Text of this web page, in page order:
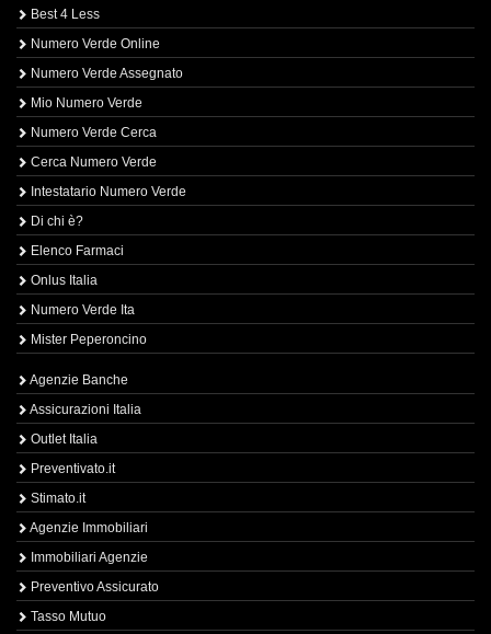
Best 4 Less
Numero Verde Online
Numero Verde Assegnato
Mio Numero Verde
Numero Verde Cerca
Cerca Numero Verde
Intestatario Numero Verde
Di chi è?
Elenco Farmaci
Onlus Italia
Numero Verde Ita
Mister Peperoncino
Agenzie Banche
Assicurazioni Italia
Outlet Italia
Preventivato.it
Stimato.it
Agenzie Immobiliari
Immobiliari Agenzie
Preventivo Assicurato
Tasso Mutuo